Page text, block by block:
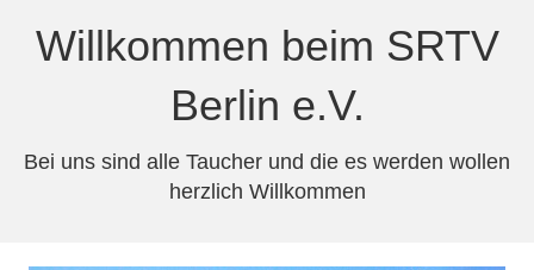
Willkommen beim SRTV
Berlin e.V.
Bei uns sind alle Taucher und die es werden wollen
herzlich Willkommen